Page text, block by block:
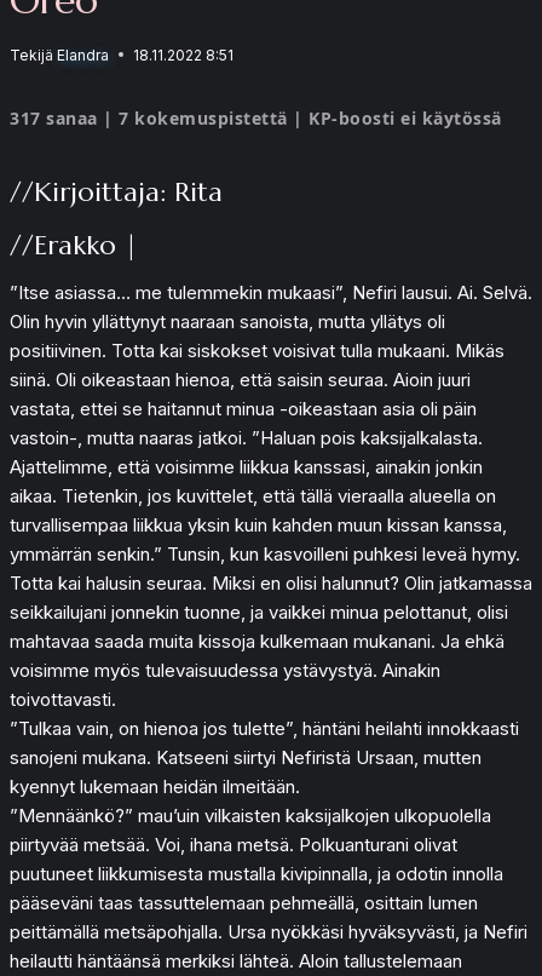
Tekijä Elandra 18.11.2022 8:51
317 sanaa | 7 kokemuspistettä | KP-boosti ei käytössä
//Kirjoittaja: Rita
//Erakko |
”Itse asiassa… me tulemmekin mukaasi”, Nefiri lausui. Ai. Selvä.
Olin hyvin yllättynyt naaraan sanoista, mutta yllätys oli
positiivinen. Totta kai siskokset voisivat tulla mukaani. Mikäs
siinä. Oli oikeastaan hienoa, että saisin seuraa. Aioin juuri
vastata, ettei se haitannut minua -oikeastaan asia oli päin
vastoin-, mutta naaras jatkoi. ”Haluan pois kaksijalkalasta.
Ajattelimme, että voisimme liikkua kanssasi, ainakin jonkin
aikaa. Tietenkin, jos kuvittelet, että tällä vieraalla alueella on
turvallisempaa liikkua yksin kuin kahden muun kissan kanssa,
ymmärrän senkin.” Tunsin, kun kasvoilleni puhkesi leveä hymy.
Totta kai halusin seuraa. Miksi en olisi halunnut? Olin jatkamassa
seikkailujani jonnekin tuonne, ja vaikkei minua pelottanut, olisi
mahtavaa saada muita kissoja kulkemaan mukanani. Ja ehkä
voisimme myös tulevaisuudessa ystävystyä. Ainakin
toivottavasti.
”Tulkaa vain, on hienoa jos tulette”, häntäni heilahti innokkaasti
sanojeni mukana. Katseeni siirtyi Nefiristä Ursaan, mutten
kyennyt lukemaan heidän ilmeitään.
”Mennäänkö?” mau’uin vilkaisten kaksijalkojen ulkopuolella
piirtyvää metsää. Voi, ihana metsä. Polkuanturani olivat
puutuneet liikkumisesta mustalla kivipinnalla, ja odotin innolla
pääseväni taas tassuttelemaan pehmeällä, osittain lumen
peittämällä metsäpohjalla. Ursa nyökkäsi hyväksyvästi, ja Nefiri
heilautti häntäänsä merkiksi lähteä. Aloin tallustelemaan